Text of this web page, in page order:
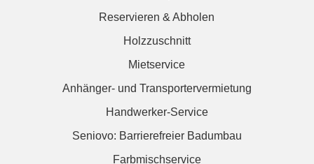
Reservieren & Abholen
Holzzuschnitt
Mietservice
Anhänger- und Transportervermietung
Handwerker-Service
Seniovo: Barrierefreier Badumbau
Farbmischservice